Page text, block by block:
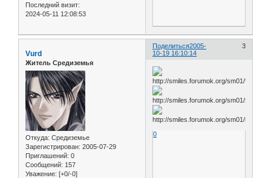
Последний визит:
2024-05-11 12:08:53
Поделиться 3
2005-
10-19 16:10:14
Vurd
Житель Средиземья
Откуда: Средиземье
Зарегистрирован: 2005-07-29
Приглашений: 0
Сообщений: 157
Уважение: [+0/-0]
0